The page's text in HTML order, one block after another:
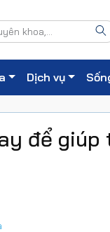
Dịch vụ
để giúp